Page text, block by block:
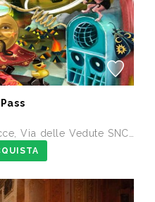
- Lago Alberto, Tenuta Bellavista Insuese